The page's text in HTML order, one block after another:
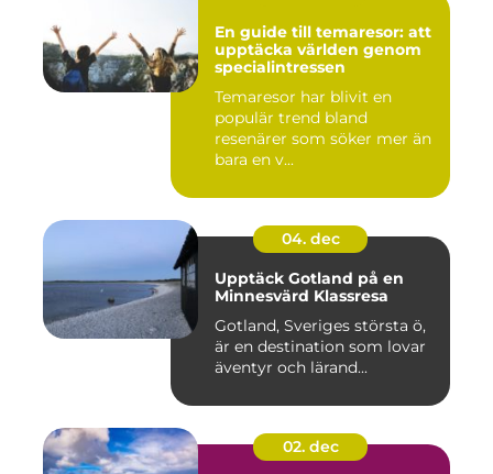
En guide till temaresor: att
upptäcka världen genom
specialintressen
Temaresor har blivit en
populär trend bland
resenärer som söker mer än
bara en v...
04. dec
Upptäck Gotland på en
Minnesvärd Klassresa
Gotland, Sveriges största ö,
är en destination som lovar
äventyr och lärand...
02. dec